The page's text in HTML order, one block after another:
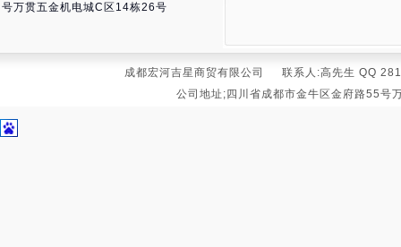
号万贯五金机电城C区14栋26号
成都宏河吉星商贸有限公司 联系人:高先生 QQ
公司地址;四川省成都市金牛区金府路55号